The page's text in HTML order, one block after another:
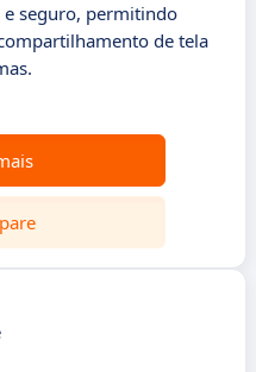
e seguro, permitindo
de tela